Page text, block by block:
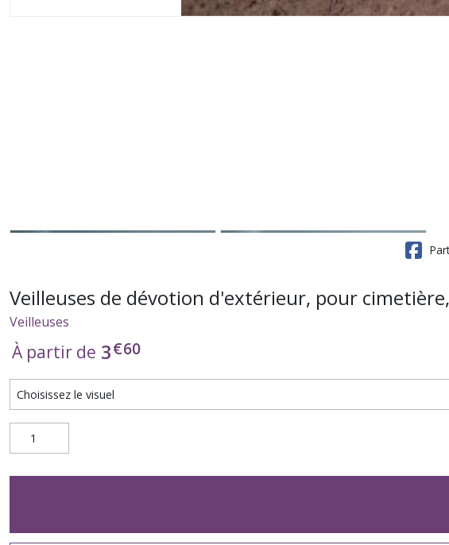
Veilleuses de dévotion d'extérieur, pour
Veilleuses
À partir de 3€60